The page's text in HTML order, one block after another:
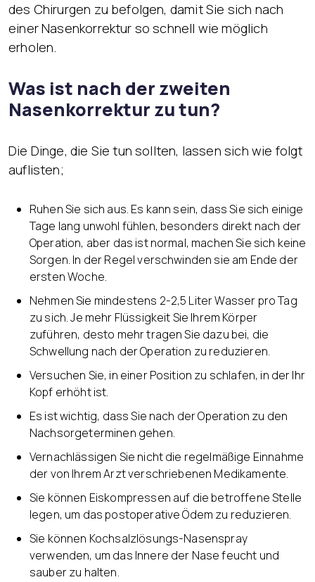
des Chirurgen zu befolgen, damit Sie sich nach
einer Nasenkorrektur so schnell wie möglich
erholen.
Was ist nach der zweiten
Nasenkorrektur zu tun?
Die Dinge, die Sie tun sollten, lassen sich wie folgt
auflisten;
Ruhen Sie sich aus. Es kann sein, dass Sie sich einige
Tage lang unwohl fühlen, besonders direkt nach der
Operation, aber das ist normal, machen Sie sich keine
Sorgen. In der Regel verschwinden sie am Ende der
ersten Woche.
Nehmen Sie mindestens 2-2,5 Liter Wasser pro Tag
zu sich. Je mehr Flüssigkeit Sie Ihrem Körper
zuführen, desto mehr tragen Sie dazu bei, die
Schwellung nach der Operation zu reduzieren.
Versuchen Sie, in einer Position zu schlafen, in der Ihr
Kopf erhöht ist.
Es ist wichtig, dass Sie nach der Operation zu den
Nachsorgeterminen gehen.
Vernachlässigen Sie nicht die regelmäßige Einnahme
der von Ihrem Arzt verschriebenen Medikamente.
Sie können Eiskompressen auf die betroffene Stelle
legen, um das postoperative Ödem zu reduzieren.
Sie können Kochsalzlösungs-Nasenspray
verwenden, um das Innere der Nase feucht und
sauber zu halten.